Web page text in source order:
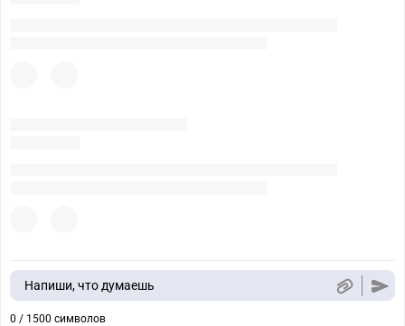
Напиши, что думаешь
0 / 1500 символов